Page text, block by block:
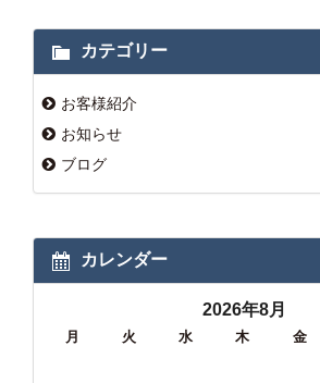
カテゴリー
お客様紹介
お知らせ
ブログ
カレンダー
2026年8月
月 火 水 木 金